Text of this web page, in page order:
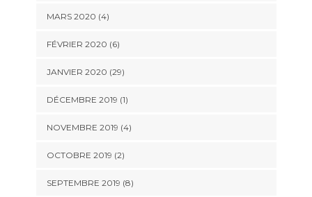
MARS 2020 (4)
FÉVRIER 2020 (6)
JANVIER 2020 (29)
DÉCEMBRE 2019 (1)
NOVEMBRE 2019 (4)
OCTOBRE 2019 (2)
SEPTEMBRE 2019 (8)